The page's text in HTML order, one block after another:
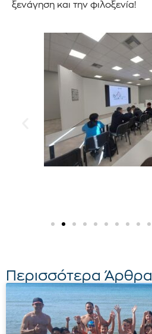
ξενάγηση και την φιλοξενία!
Περισσότερα Άρθρα